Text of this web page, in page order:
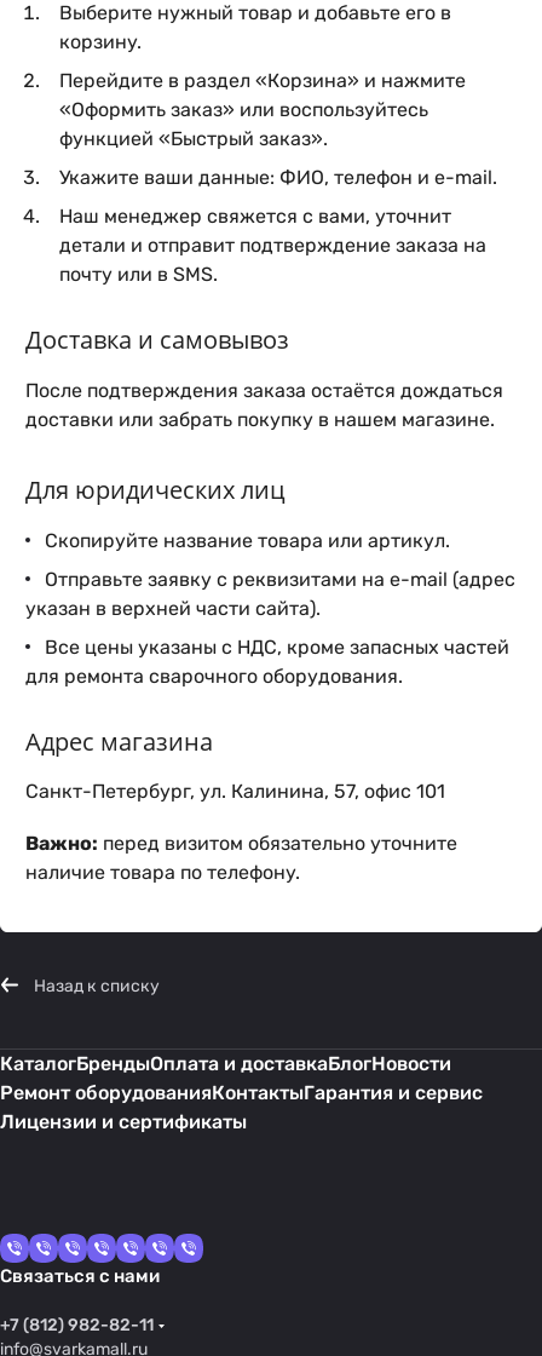
Выберите нужный товар и добавьте его в
корзину.
Перейдите в раздел «Корзина» и нажмите
«Оформить заказ» или воспользуйтесь
функцией «Быстрый заказ».
Укажите ваши данные: ФИО, телефон и e-mail.
Наш менеджер свяжется с вами, уточнит
детали и отправит подтверждение заказа на
почту или в SMS.
Доставка и самовывоз
После подтверждения заказа остаётся дождаться
доставки или забрать покупку в нашем магазине.
Для юридических лиц
Скопируйте название товара или артикул.
Отправьте заявку с реквизитами на e-mail (адрес
указан в верхней части сайта).
Все цены указаны с НДС, кроме запасных частей
для ремонта сварочного оборудования.
Адрес магазина
Санкт-Петербург, ул. Калинина, 57, офис 101
Важно: перед визитом обязательно уточните
наличие товара по телефону.
Назад к списку
КаталогБрендыОплата и доставкаБлогНовости
Ремонт оборудованияКонтактыГарантия и сервис
Лицензии и сертификаты
Связаться с нами
+7 (812) 982-82-11
info@svarkamall.ru